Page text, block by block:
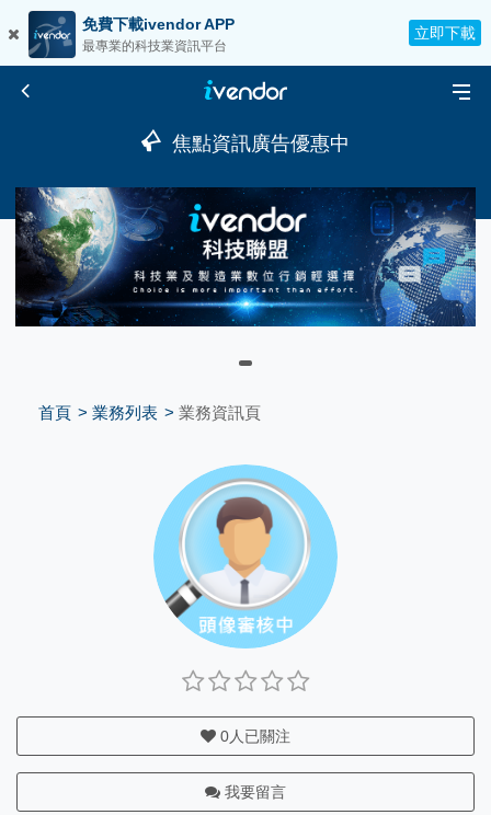
免費下載ivendor APP
最專業的科技業資訊平台
立即下載
焦點資訊廣告優惠中
首頁 業務列表 業務資訊頁
0人已關注
我要留言